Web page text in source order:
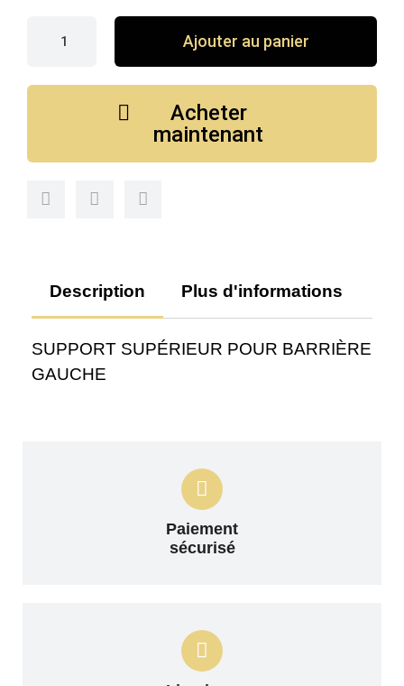
Ajouter au panier
Acheter
maintenant
Description Plus d'informations
SUPPORT SUPÉRIEUR POUR BARRIÈRE
GAUCHE
Paiement
sécurisé